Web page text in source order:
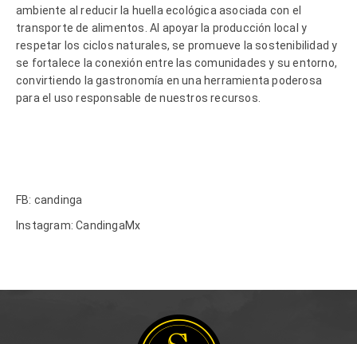
ambiente al reducir la huella ecológica asociada con el
transporte de alimentos. Al apoyar la producción local y
respetar los ciclos naturales, se promueve la sostenibilidad y
se fortalece la conexión entre las comunidades y su entorno,
convirtiendo la gastronomía en una herramienta poderosa
para el uso responsable de nuestros recursos.
FB: candinga
Instagram: CandingaMx